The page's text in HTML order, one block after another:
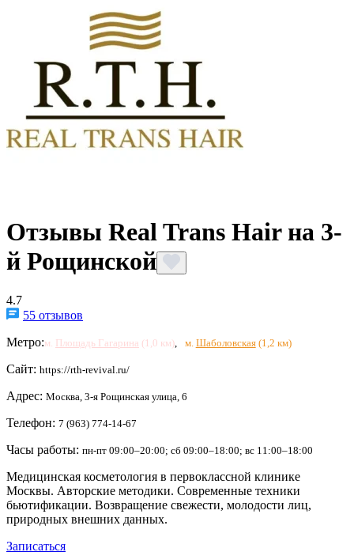
Отзывы Real Trans Hair на 3-
й Рощинской
4.7
55 отзывов
Метро:м. Площадь Гагарина (1,0 км) м. Шаболовская(1,2 км)
Сайт: https://rth-revival.ru/
Адрес: Москва, 3-я Рощинская улица, 6
Телефон: 7 (963) 774-14-67
Часы работы: пн-пт 09:00–20:00; сб 09:00–18:00; вс 11:00–18:00
Медицинская косметология в первоклассной клинике
Москвы. Авторские методики. Современные техники
бьютификации. Возвращение свежести, молодости лиц,
природных внешних данных.
Записаться